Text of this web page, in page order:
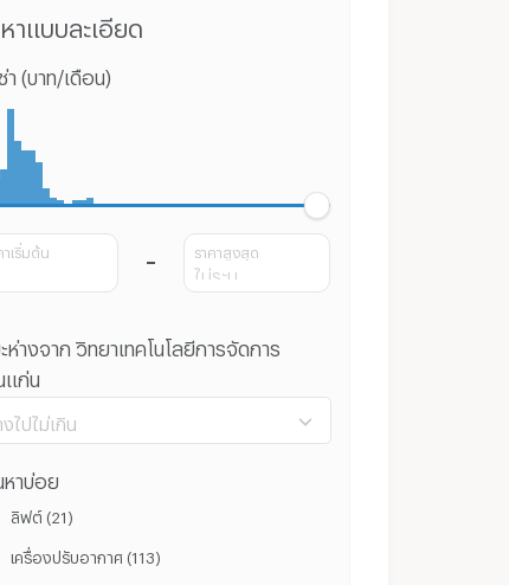
าแบบละเอียด
า (บาท/เดือน)
าเริ่มต้น ราคาสูงสุด
ห่างจาก วิทยาเทคโนโลยีการจัดการ
แก่น
งไปไม่เกิน
หาบ่อย
ลิฟต์ (21)
เครื่องปรับอากาศ (113)